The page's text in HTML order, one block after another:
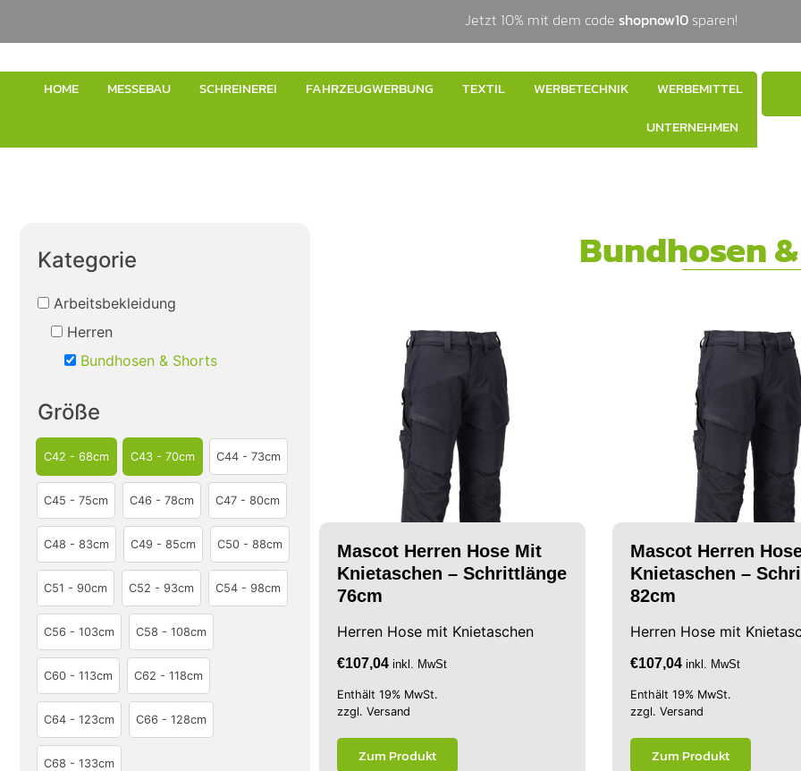
Jetzt 10% mit dem code shopnow10sparen!
HOME MESSEBAU SCHREINEREI FAHRZEUGWERBUNG TEXTIL WERBETECHNIK
WERBEMITTEL
UNTERNEHMEN
Kategorie
Arbeitsbekleidung
Herren
Bundhosen & Shorts
Größe
C42 - 68cm C43 - 70cm C44 - 73cm
C45 - 75cm C46 - 78cm C47 - 80cm
C48 - 83cm C49 - 85cm C50 - 88cm
C51 - 90cm C52 - 93cm C54 - 98cm
C56 - 103cm C58 - 108cm
C60 - 113cm C62 - 118cm
C64 - 123cm C66 - 128cm
C68 - 133cm
Bundhosen
Mascot Herren Hose Mit
Knietaschen – Schrittlänge
76cm
Herren Hose mit Knietaschen
€107,04 inkl. MwSt
Enthält 19% MwSt.
zzgl. Versand
Zum Produkt
Mascot Herren
Knietaschen –
82cm
Herren Hose mit
€107,04 inkl. MwSt
Enthält 19% MwSt.
zzgl.Versand
Zum Produkt